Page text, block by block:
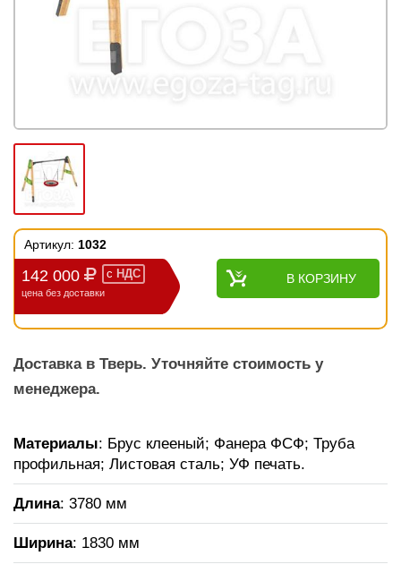
Артикул: 1032
142 000 с НДС
цена без доставки
В КОРЗИНУ
Доставка в Тверь. Уточняйте стоимость у
менеджера.
Материалы: Брус клееный; Фанера ФСФ; Труба
профильная; Листовая сталь; УФ печать.
Длина: 3780 мм
Ширина: 1830 мм